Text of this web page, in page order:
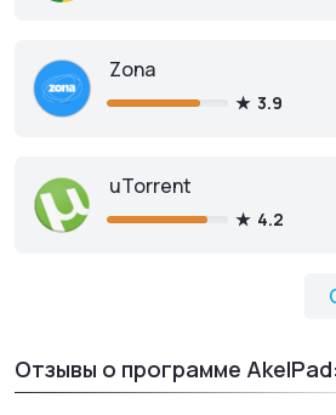
Zona
3.9
uTorrent
4.2
Отзывы о программе AkelPad: